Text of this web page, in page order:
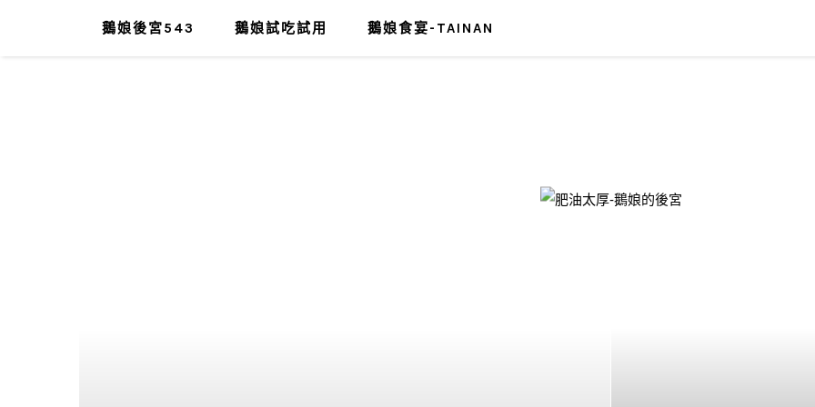
鵝娘後宮543 鵝娘試吃試用 鵝娘食宴-TAINAN
肥油太厚-鵝娘的後宮